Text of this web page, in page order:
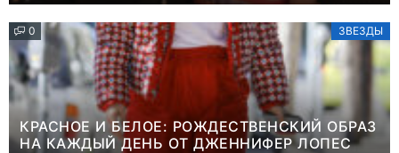
0 ЗВЕЗДЫ
КРАСНОЕ И БЕЛОЕ: РОЖДЕСТВЕНСКИЙ ОБРАЗ
НА КАЖДЫЙ ДЕНЬ ОТ ДЖЕННИФЕР ЛОПЕС